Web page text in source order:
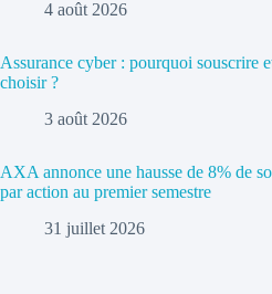
4 août 2026
Assurance cyber : pourquoi souscrire
choisir ?
3 août 2026
AXA annonce une hausse de 8% de
par action au premier semestre
31 juillet 2026